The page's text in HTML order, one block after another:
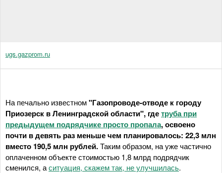
ugs.gazprom.ru
На печально известном"Газопроводе-отводе к городу
Приозерск в Ленинградской области", гдетруба при
предыдущем подрядчике просто пропала, освоено
почти в девять раз меньше чем планировалось: 22,3 млн
вместо 190,5 млн рублей.Таким образом, на уже частично
оплаченном объекте стоимостью 1,8 млрд подрядчик
сменился, аситуация, скажем так, не улучшилась.